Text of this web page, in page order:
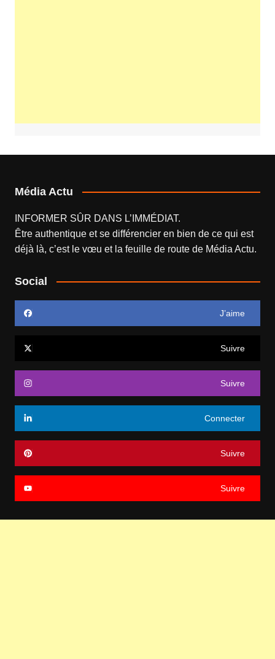
Média Actu
INFORMER SÛR DANS L’IMMÉDIAT.
Être authentique et se différencier en bien de ce qui est
déjà là, c’est le vœu et la feuille de route de Média Actu.
Social
J’aime
Suivre
Suivre
Connecter
Suivre
Suivre